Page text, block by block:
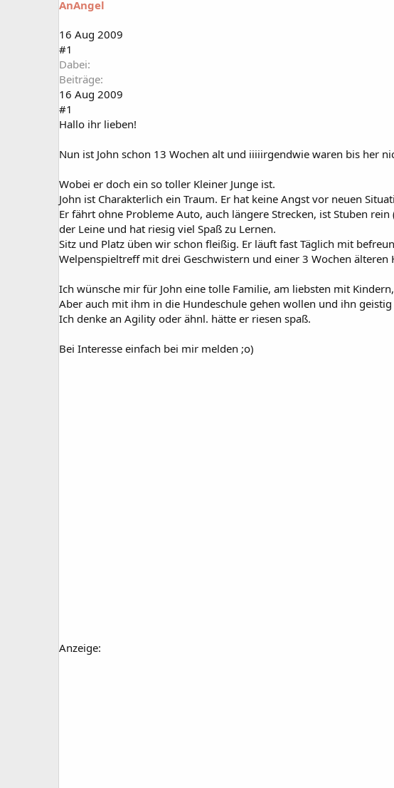
a
t
r
m
AnAngel
16 Aug 2009
#1
Dabei
Beiträge
16 Aug 2009
#1
Hallo ihr lieben!
Nun ist John schon 13 Wochen alt und iiiiirgendwie waren bis her
Wobei er doch ein so toller Kleiner Junge ist.
John ist Charakterlich ein Traum. Er hat keine Angst vor neuen
Er fährt ohne Probleme Auto, auch längere Strecken, ist Stuben
der Leine und hat riesig viel Spaß zu Lernen.
Sitz und Platz üben wir schon fleißig. Er läuft fast Täglich mit
Welpenspieltreff mit drei Geschwistern und einer 3 Wochen
Ich wünsche mir für John eine tolle Familie, am liebsten mit
Aber auch mit ihm in die Hundeschule gehen wollen und ihn
Ich denke an Agility oder ähnl. hätte er riesen spaß.
Bei Interesse einfach bei mir melden ;o)
Anzeige: